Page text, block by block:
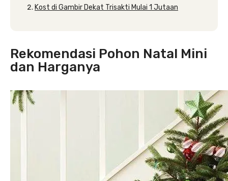
Kost di Gambir Dekat Trisakti Mulai 1 Jutaan
Rekomendasi Pohon Natal Mini
dan Harganya